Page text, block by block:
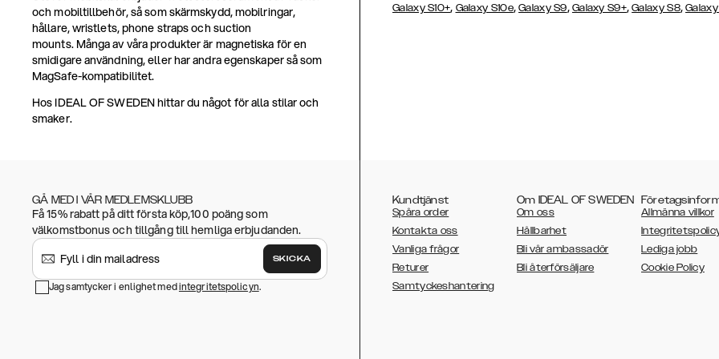
och mobiltillbehör, så som skärmskydd, mobilringar,
hållare, wristlets, phone straps och suction
mounts. Många av våra produkter är magnetiska för en
smidigare användning, eller har andra egenskaper så som
MagSafe-kompatibilitet.
Hos IDEAL OF SWEDEN hittar du något för alla stilar och
smaker.
Galaxy S10+, Galaxy S10e,Galaxy S9, Galaxy S9+,Galaxy S8,
GÅ MED I VÅR MEDLEMSKLUBB
Få 15% rabatt på ditt första köp,100 poäng som
välkomstbonus och tillgång till hemliga erbjudanden.
SKICKA
Jag samtycker i enlighet medintegritetspolicyn.
Kundtjänst
Spåra order
Kontakta oss
Vanliga frågor
Returer
Samtyckeshantering
Om IDEAL OF SWEDEN
Om oss
Hållbarhet
Bli vår ambassadör
Bli återförsäljare
Allmänna villkor
Lediga jobb
Cookie Policy
AUSTRALIA